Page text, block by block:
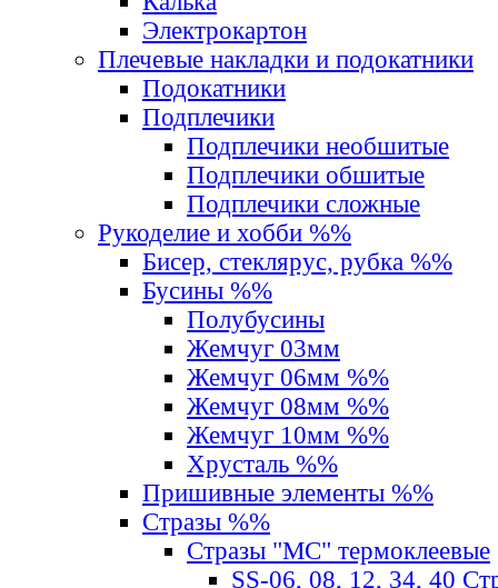
Электрокартон
Плечевые накладки и подокатники
Подокатники
Подплечики
Подплечики необшитые
Подплечики обшитые
Подплечики сложные
Рукоделие и хобби %%
Бисер, стеклярус, рубка %%
Бусины %%
Полубусины
Жемчуг 03мм
Жемчуг 06мм %%
Жемчуг 08мм %%
Жемчуг 10мм %%
Хрусталь %%
Пришивные элементы %%
Стразы %%
Стразы "MС" термоклеевые
SS-06, 08, 12, 34, 40